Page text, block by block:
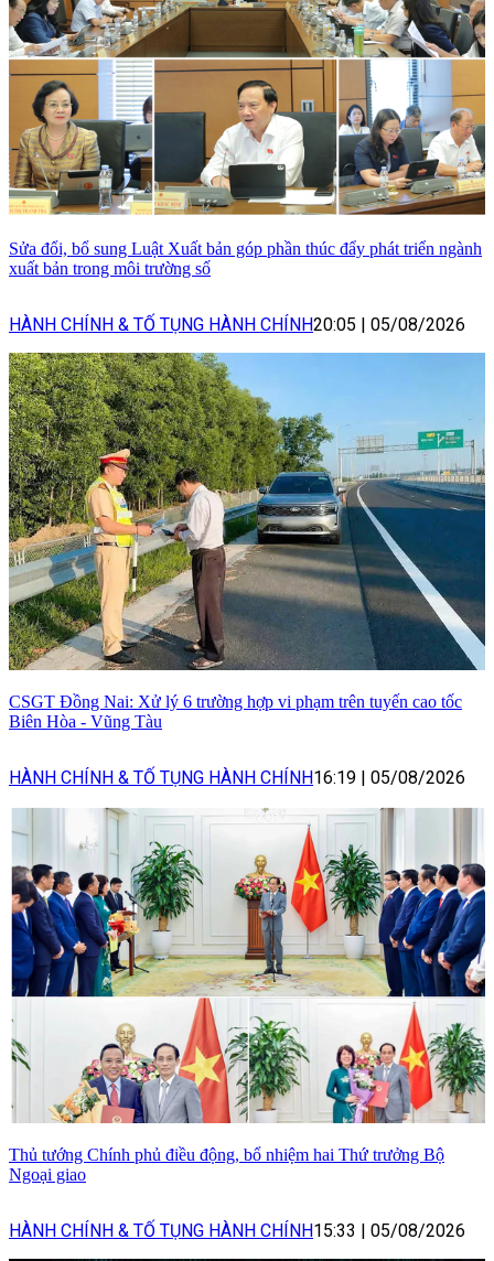
Sửa đổi, bổ sung Luật Xuất bản góp phần thúc đẩy phát triển ngành
xuất bản trong môi trường số
HÀNH CHÍNH & TỐ TỤNG HÀNH CHÍNH20:05 | 05/08/2026
CSGT Đồng Nai: Xử lý 6 trường hợp vi phạm trên tuyến cao tốc
Biên Hòa - Vũng Tàu
HÀNH CHÍNH & TỐ TỤNG HÀNH CHÍNH16:19 | 05/08/2026
Thủ tướng Chính phủ điều động, bổ nhiệm hai Thứ trưởng Bộ
Ngoại giao
HÀNH CHÍNH & TỐ TỤNG HÀNH CHÍNH15:33 | 05/08/2026